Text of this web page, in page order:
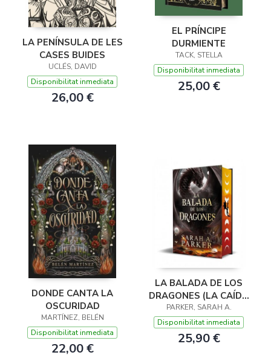
LA PENÍNSULA DE LES
CASES BUIDES
UCLÉS, DAVID
Disponibilitat inmediata
26,00 €
EL PRÍNCIPE
DURMIENTE
TACK, STELLA
Disponibilitat inmediata
25,00 €
DONDE CANTA LA
OSCURIDAD
MARTÍNEZ, BELÉN
Disponibilitat inmediata
22,00 €
LA BALADA DE LOS
DRAGONES (LA CAÍDA
LUNAR 2)
PARKER, SARAH A.
Disponibilitat inmediata
25,90 €